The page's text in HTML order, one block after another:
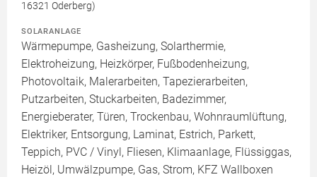
16321 Oderberg)
SOLARANLAGE
Wärmepumpe, Gasheizung, Solarthermie,
Elektroheizung, Heizkörper, Fußbodenheizung,
Photovoltaik, Malerarbeiten, Tapezierarbeiten,
Putzarbeiten, Stuckarbeiten, Badezimmer,
Energieberater, Türen, Trockenbau, Wohnraumlüftung,
Elektriker, Entsorgung, Laminat, Estrich, Parkett,
Teppich, PVC / Vinyl, Fliesen, Klimaanlage, Flüssiggas,
Heizöl, Umwälzpumpe, Gas, Strom, KFZ Wallboxen